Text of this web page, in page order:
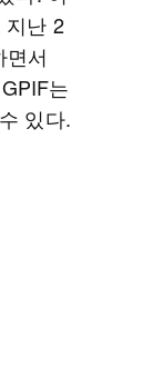
지난 2
서
는
있다.